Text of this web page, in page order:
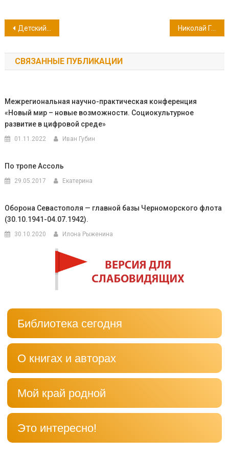
Навигация
по
записям
Детский коллектив «Светлячок» представляет… Николай Гоголь и первая книга в его творчестве
СВЯЗАННЫЕ ПУБЛИКАЦИИ
Межрегиональная научно-практическая конференция
«Новый мир – новые возможности. Социокультурное
развитие в цифровой среде»
01.11.2022 Иван Губин
По тропе Ассоль
29.05.2017 Екатерина
Оборона Севастополя — главной базы Черноморского флота
(30.10.1941-04.07.1942).
30.10.2020 Илона Рыженина
Библиотека сегодня
О книгах и авторах
Мой край родной
Это интересно!